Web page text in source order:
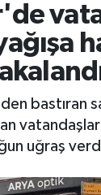
bastıran
uğraş
Puan